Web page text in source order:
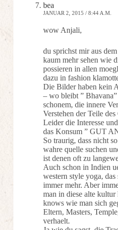
bea
JANUAR 2, 2015 / 8:44 A.M.
wow Anjali,
du sprichst mir aus
kaum mehr sehen wie
possieren in allen
dazu in fashion
Die Bilder haben kein
– wo bleibt ”
schonem, die innere
Verstehen der Teile des
Leider die Interesse
das Konsum ” GUT
So traurig, dass nicht
wahre quelle suchen
ist denen oft zu
Auch schon in Indien
western style yoga,
immer mehr. Aber
man in diese alte
knows wie man sich
Eltern, Masters,
verhaelt.